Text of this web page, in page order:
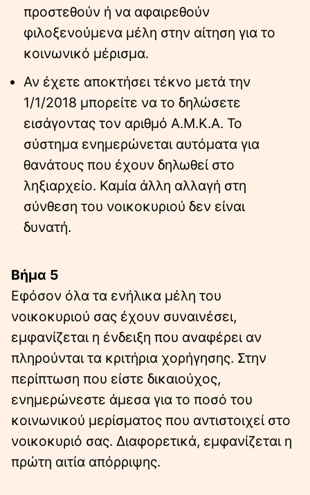
προστεθούν ή να αφαιρεθούν
φιλοξενούμενα μέλη στην αίτηση για το
κοινωνικό μέρισμα.
Αν έχετε αποκτήσει τέκνο μετά την
1/1/2018 μπορείτε να το δηλώσετε
εισάγοντας τον αριθμό Α.Μ.Κ.Α. Το
σύστημα ενημερώνεται αυτόματα για
θανάτους που έχουν δηλωθεί στο
ληξιαρχείο. Καμία άλλη αλλαγή στη
σύνθεση του νοικοκυριού δεν είναι
δυνατή.
Βήμα 5
Εφόσον όλα τα ενήλικα μέλη του
νοικοκυριού σας έχουν συναινέσει,
εμφανίζεται η ένδειξη που αναφέρει αν
πληρούνται τα κριτήρια χορήγησης. Στην
περίπτωση που είστε δικαιούχος,
ενημερώνεστε άμεσα για το ποσό του
κοινωνικού μερίσματος που αντιστοιχεί στο
νοικοκυριό σας. Διαφορετικά, εμφανίζεται η
πρώτη αιτία απόρριψης.